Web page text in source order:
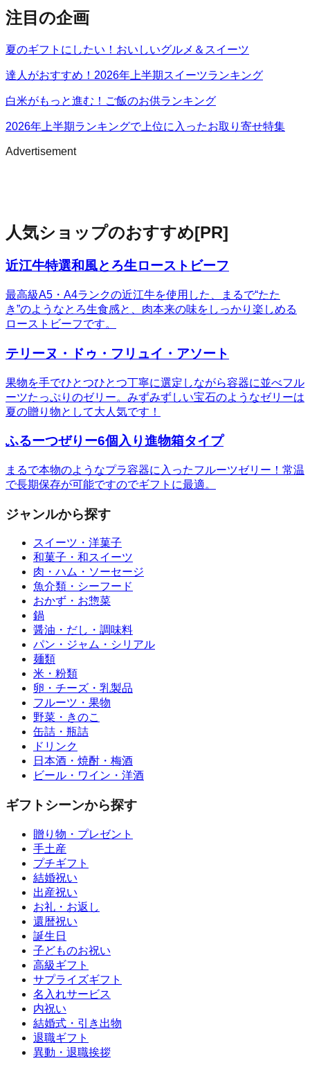
注目の企画
夏のギフトにしたい！おいしいグルメ＆スイーツ
達人がおすすめ！2026年上半期スイーツランキング
白米がもっと進む！ご飯のお供ランキング
2026年上半期ランキングで上位に入ったお取り寄せ特集
Advertisement
人気ショップのおすすめ[PR]
近江牛特選和風とろ生ローストビーフ
最高級A5・A4ランクの近江牛を使用した、まるで“たた
き”のようなとろ生食感と、肉本来の味をしっかり楽しめる
ローストビーフです。
テリーヌ・ドゥ・フリュイ・アソート
果物を手でひとつひとつ丁寧に選定しながら容器に並べフル
ーツたっぷりのゼリー。みずみずしい宝石のようなゼリーは
夏の贈り物として大人気です！
ふるーつぜりー6個入り進物箱タイプ
まるで本物のようなプラ容器に入ったフルーツゼリー！常温
で長期保存が可能ですのでギフトに最適。
ジャンルから探す
スイーツ・洋菓子
和菓子・和スイーツ
肉・ハム・ソーセージ
魚介類・シーフード
おかず・お惣菜
鍋
醤油・だし・調味料
パン・ジャム・シリアル
麺類
米・粉類
卵・チーズ・乳製品
フルーツ・果物
野菜・きのこ
缶詰・瓶詰
ドリンク
日本酒・焼酎・梅酒
ビール・ワイン・洋酒
ギフトシーンから探す
贈り物・プレゼント
手土産
プチギフト
結婚祝い
出産祝い
お礼・お返し
還暦祝い
誕生日
子どものお祝い
高級ギフト
サプライズギフト
名入れサービス
内祝い
結婚式・引き出物
退職ギフト
異動・退職挨拶